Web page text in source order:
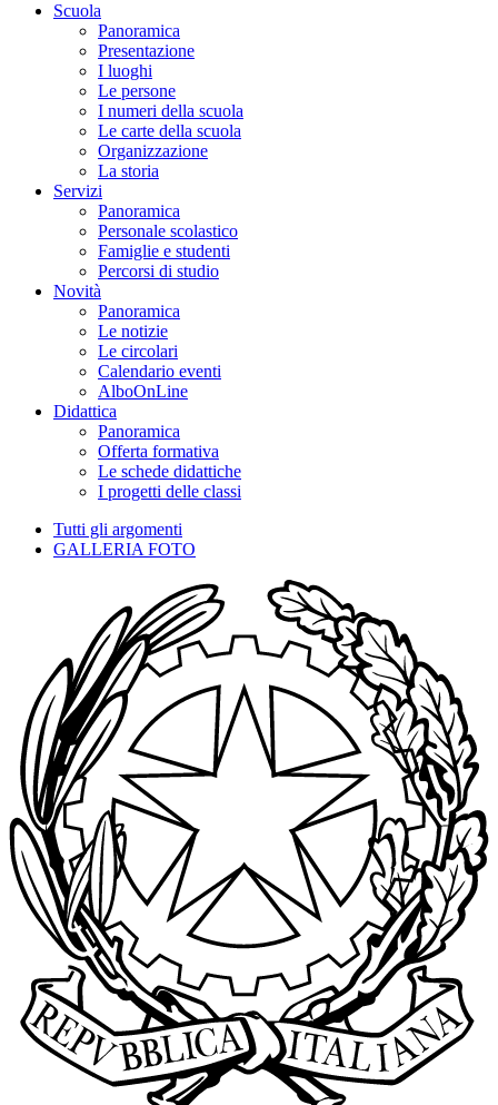
Scuola
Panoramica
Presentazione
I luoghi
Le persone
I numeri della scuola
Le carte della scuola
Organizzazione
La storia
Servizi
Panoramica
Personale scolastico
Famiglie e studenti
Percorsi di studio
Novità
Panoramica
Le notizie
Le circolari
Calendario eventi
AlboOnLine
Didattica
Panoramica
Offerta formativa
Le schede didattiche
I progetti delle classi
Tutti gli argomenti
GALLERIA FOTO